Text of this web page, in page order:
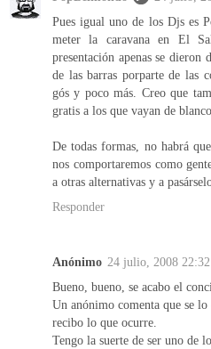
Pues igual uno de los Djs es
meter la caravana en El
presentación apenas se
de las barras porparte de las
gós y poco más. Creo que
gratis a los que vayan de
De todas formas, no habrá
nos comportaremos como
a otras alternativas y a
Responder
Anónimo 24 julio, 2008 22:32
Bueno, bueno, se acabo el
Un anónimo comenta que se
recibo lo que ocurre.
Tengo la suerte de ser uno de